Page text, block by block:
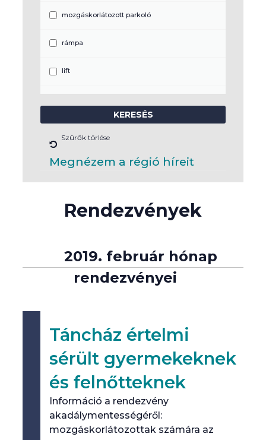
mozgáskorlátozott parkoló
rámpa
lift
audionarráció
adó-vevő készülék biztosítása
Braille-írás
jelnyelvi tolmácsolás
feliratozás
indukciós erősítés
könnyen érthető
Szűrők törlése
Megnézem a régió híreit
Rendezvények
navigáció
2019. február hónap
rendezvényei
Táncház értelmi
sérült gyermekeknek
és felnőtteknek
Információ a rendezvény
akadálymentességéről:
mozgáskorlátozottak számára az